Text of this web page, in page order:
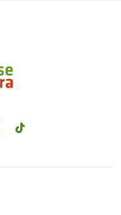
TikTok